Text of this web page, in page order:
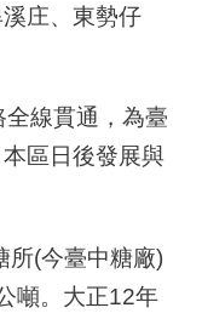
庄、東勢仔
線貫通，為臺
區日後發展與
所(今臺中糖廠)
噸。大正12年